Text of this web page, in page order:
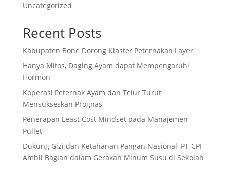
Uncategorized
Recent Posts
Kabupaten Bone Dorong Klaster Peternakan Layer
Hanya Mitos, Daging Ayam dapat Mempengaruhi
Hormon
Koperasi Peternak Ayam dan Telur Turut
Mensukseskan Prognas
Penerapan Least Cost Mindset pada Manajemen
Pullet
Dukung Gizi dan Ketahanan Pangan Nasional, PT CPI
Ambil Bagian dalam Gerakan Minum Susu di Sekolah